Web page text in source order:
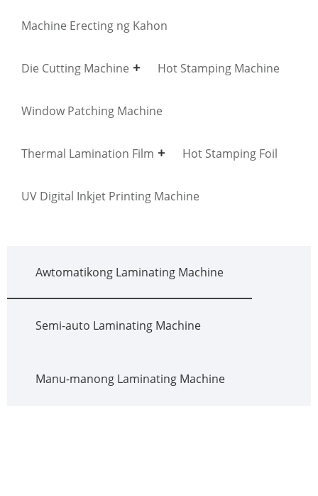
Machine Erecting ng Kahon
Die Cutting Machine Hot Stamping Machine
Window Patching Machine
Thermal Lamination Film Hot Stamping Foil
UV Digital Inkjet Printing Machine
Awtomatikong Laminating Machine
Semi-auto Laminating Machine
Manu-manong Laminating Machine